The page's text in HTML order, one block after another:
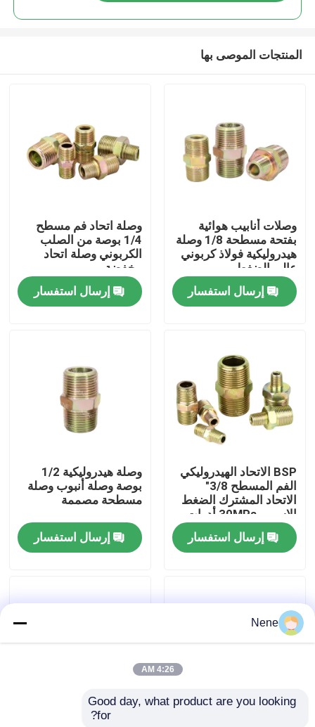
المنتجات
فيديوهات
جولة في المصنع
مراقبة الجودة
أخبار
المنتجات الموصى بها
وصلات أنابيب هوائية
بفتحة مسطحة 1/8 وصلة
هيدروليكية فولاذ كربوني
عالي الضغط
إرسال استفسار
وصلة اتحاد فم مسطح
1/4 بوصة من الصلب
الكربوني وصلة اتحاد
مخفضة
إرسال استفسار
BSP الاتحاد الهيدروليكي
الفم المسطح 3/8"
الاتحاد المشترك الضغط
الاسمي 30MPa أدوات
الأنابيب الهوائية
إرسال استفسار
وصلة هيدروليكية 1/2
بوصة وصلة أنبوب وصلة
مسطحة مصممة
إرسال استفسار
Nene
4:26 AM
Good day, what product are you looking
for?